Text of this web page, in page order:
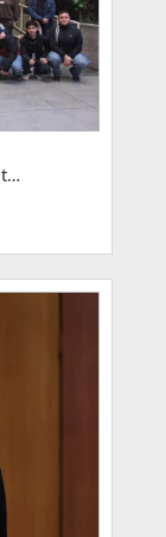
FEN recibe a 136 estudiantes de intercambio de 20 nacionalidades para segundo semestre, el mayor arribo desde 2017